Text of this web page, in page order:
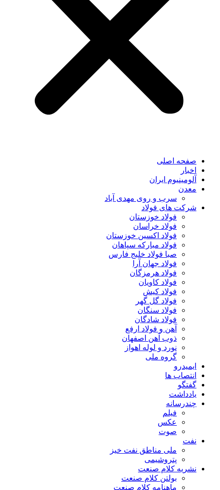
صفحه اصلی
اخبار
آلومینیوم ایران
معدن
سرب و روی مهدی آباد
شرکت های فولاد
فولاد خوزستان
فولاد خراسان
فولاد اکسین خوزستان
فولاد مبارکه سپاهان
صبا فولاد خلیج فارس
فولاد جهان آرا
فولاد هرمزگان
فولاد کاویان
فولاد کیش
فولاد گل گهر
فولاد سنگان
فولاد شادگان
آهن و فولاد ارفع
ذوب آهن اصفهان
نورد و لوله اهواز
گروه ملی
ایمیدرو
انتصاب ها
گفتگو
یادداشت
چندرسانه
فیلم
عکس
صوت
نفت
ملی مناطق نفت خیز
پتروشیمی
نشریه کلام صنعت
بولتن کلام صنعت
ماهنامه کلام صنعت